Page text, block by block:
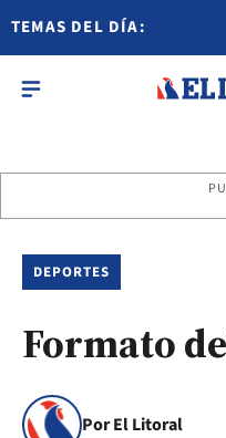
TEMAS DEL DÍA:
DEPORTES
Formato
Por El Litoral